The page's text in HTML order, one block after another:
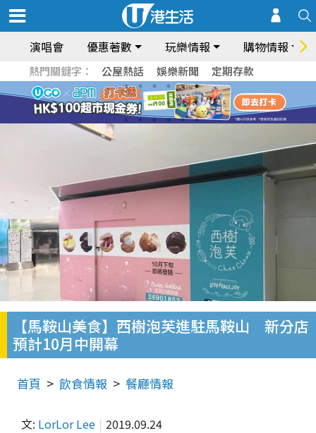
演唱會 優惠著數 玩樂情報 購物情報
熱門關鍵字： 公屋熱話 娛樂新聞 定期存款
【馬鞍山美食】西樹泡芙進駐馬鞍山 新分店
預計10月中開幕
首頁 飲食情報 餐廳情報
文: LorLor Lee 2019.09.24